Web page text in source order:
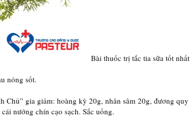
Bài thuốc trị tắc tia sữa tốt nhất
nóng sốt.
Chủ” gia giảm: hoàng kỳ 20g, nhân sâm 20g, đương quy
nướng chín cạo sạch. Sắc uống.